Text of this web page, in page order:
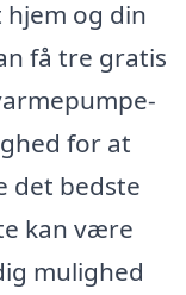
og din
få tre gratis
for at
det bedste
kan være
mulighed